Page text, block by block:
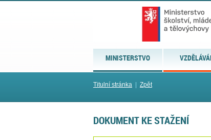
MINISTERSTVO
Titulní stránka Zpět
DOKUMENT KE STAŽENÍ